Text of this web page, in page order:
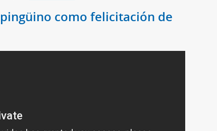
como felicitación de